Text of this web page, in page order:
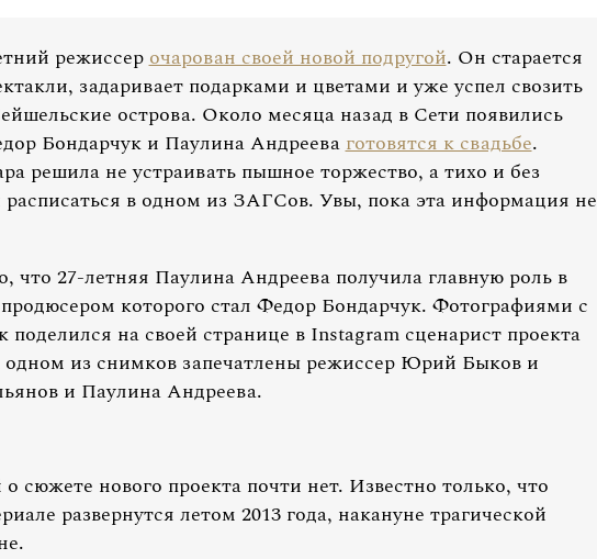
режиссерочарован своей новой подругой. Он старается
задаривает подарками и цветами и уже успел свозить
острова. Около месяца назад в Сети появились
Бондарчук и Паулина Андрееваготовятся к свадьбе.
решила не устраивать пышное торжество, а тихо и без
в одном из ЗАГСов. Увы, пока эта информация не
что 27-летняя Паулина Андреева получила главную роль в
которого стал Федор Бондарчук. Фотографиями с
поделился на своей странице в Instagram сценарист проекта
из снимков запечатлены режиссер Юрий Быков и
и Паулина Андреева.
сюжете нового проекта почти нет. Известно только, что
развернутся летом 2013 года, накануне трагической